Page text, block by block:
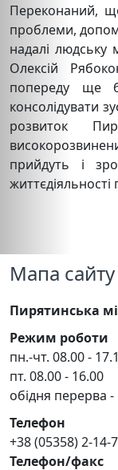
Переконаний,
проблеми,
надалі людську
Олексій
попереду ще
консолідувати
розвиток
прийдуть і
Мапа сайту
Пирятинська
Режим роботи
пн.-чт. 08.00 -
пт. 08.00 - 16.00
обідня перерва -
Телефон
+38 (05358) 2-14-
Телефон/факс